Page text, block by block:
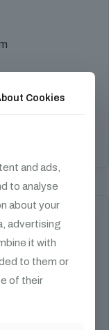
Cookies
and ads,
to analyse
about your
advertising
it with
to them or
of their